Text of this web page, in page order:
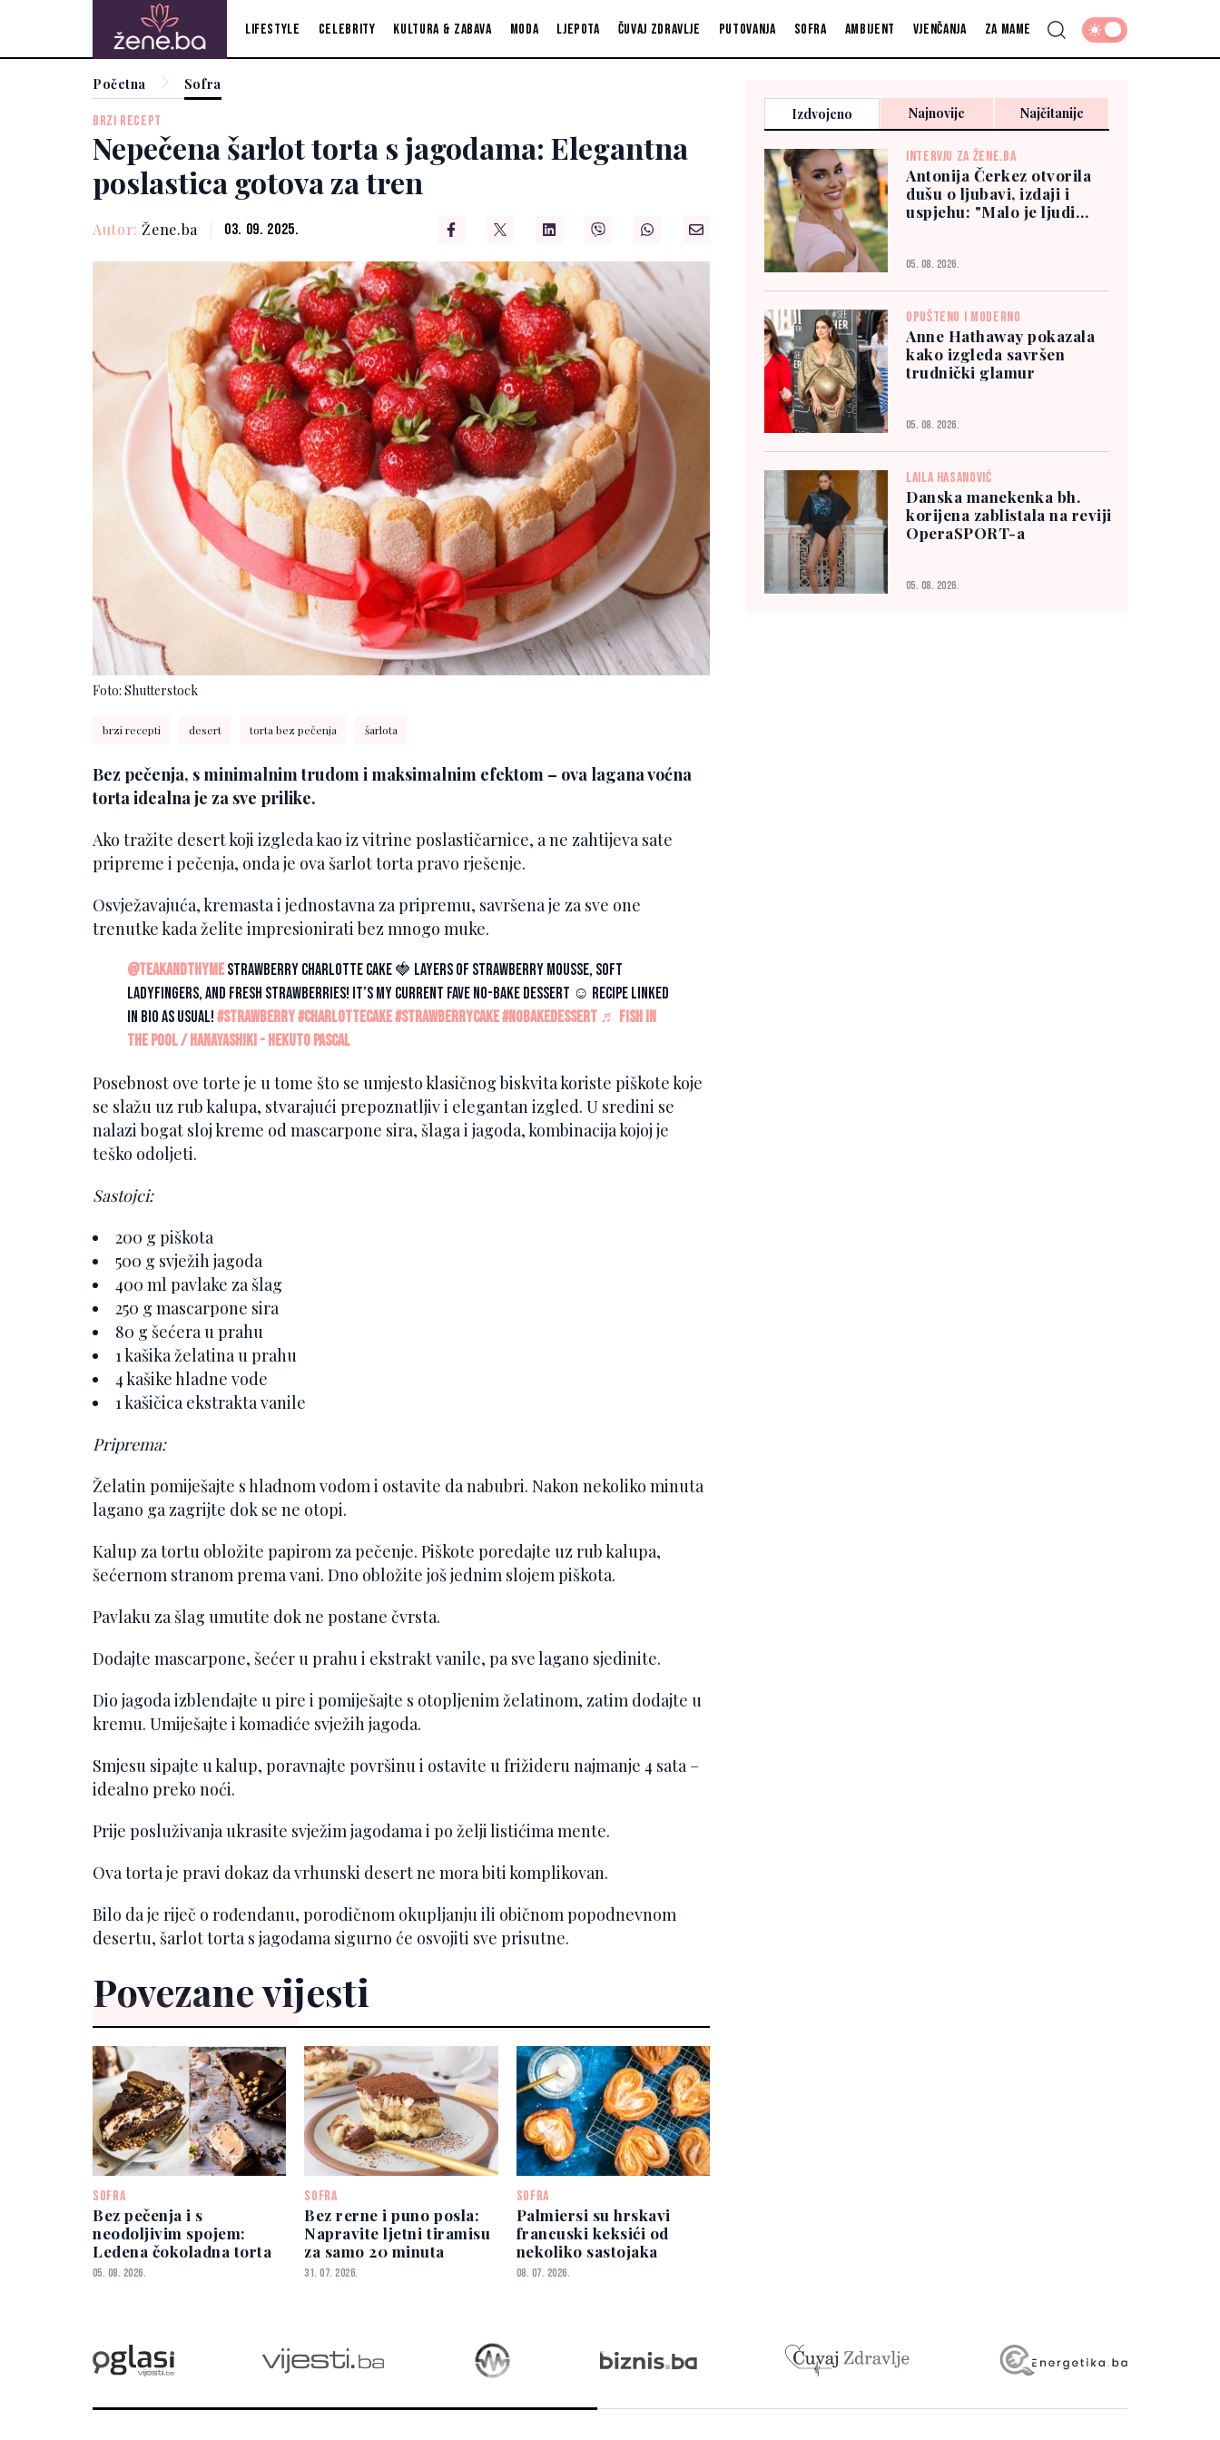
Lifestyle Celebrity Kultura & zabava Moda Ljepota Čuvaj zdravlje Putovanja Sofra Ambijent Vjenčanja Za mame
Početna Sofra
BRZI RECEPT
Nepečena šarlot torta s jagodama: Elegantna
poslastica gotova za tren
Autor: Žene.ba 03. 09. 2025.
Foto: Shutterstock
brzi recepti desert torta bez pečenja šarlota
Bez pečenja, s minimalnim trudom i maksimalnim efektom – ova lagana voćna
torta idealna je za sve prilike.
Ako tražite desert koji izgleda kao iz vitrine poslastičarnice, a ne zahtijeva sate
pripreme i pečenja, onda je ova šarlot torta pravo rješenje.
Osvježavajuća, kremasta i jednostavna za pripremu, savršena je za sve one
trenutke kada želite impresionirati bez mnogo muke.
@teakandthymestrawberry charlotte cake 🍓 layers of strawberry mousse, soft
ladyfingers, and fresh strawberries! it’s my current fave no-bake dessert ☺️ recipe linked
in bio as usual!#strawberry#charlottecake#strawberrycake#nobakedessert ♬ fish in
the pool / Hanayashiki - Hekuto Pascal
Posebnost ove torte je u tome što se umjesto klasičnog biskvita koriste piškote koje
se slažu uz rub kalupa, stvarajući prepoznatljiv i elegantan izgled. U sredini se
nalazi bogat sloj kreme od mascarpone sira, šlaga i jagoda, kombinacija kojoj je
teško odoljeti.
Sastojci:
200 g piškota
500 g svježih jagoda
400 ml pavlake za šlag
250 g mascarpone sira
80 g šećera u prahu
1 kašika želatina u prahu
4 kašike hladne vode
1 kašičica ekstrakta vanile
Priprema:
Želatin pomiješajte s hladnom vodom i ostavite da nabubri. Nakon nekoliko minuta
lagano ga zagrijte dok se ne otopi.
Kalup za tortu obložite papirom za pečenje. Piškote poredajte uz rub kalupa,
šećernom stranom prema vani. Dno obložite još jednim slojem piškota.
Pavlaku za šlag umutite dok ne postane čvrsta.
Dodajte mascarpone, šećer u prahu i ekstrakt vanile, pa sve lagano sjedinite.
Dio jagoda izblendajte u pire i pomiješajte s otopljenim želatinom, zatim dodajte u
kremu. Umiješajte i komadiće svježih jagoda.
Smjesu sipajte u kalup, poravnajte površinu i ostavite u frižideru najmanje 4 sata –
idealno preko noći.
Prije posluživanja ukrasite svježim jagodama i po želji listićima mente.
Ova torta je pravi dokaz da vrhunski desert ne mora biti komplikovan.
Bilo da je riječ o rođendanu, porodičnom okupljanju ili običnom popodnevnom
desertu, šarlot torta s jagodama sigurno će osvojiti sve prisutne.
Povezane vijesti
SOFRA
Bez pečenja i s
neodoljivim spojem:
Ledena čokoladna torta
05. 08. 2026.
SOFRA
Bez rerne i puno posla:
Napravite ljetni tiramisu
za samo 20 minuta
31. 07. 2026.
SOFRA
Palmiersi su hrskavi
francuski keksići od
nekoliko sastojaka
08. 07. 2026.
Izdvojeno Najnovije Najčitanije
INTERVJU ZA ŽENE.BA
Antonija Čerkez otvorila
dušu o ljubavi, izdaji i
uspjehu: "Malo je ljudi
05. 08. 2026.
OPUŠTENO I MODERNO
Anne Hathaway pokazala
kako izgleda savršen
trudnički glamur
05. 08. 2026.
LAILA HASANOVIĆ
Danska manekenka bh.
korijena zablistala na reviji
OperaSPORT-a
05. 08. 2026.